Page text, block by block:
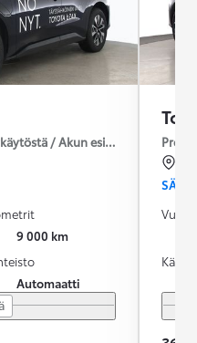
/ Akun esilämmitys /
9 000 km
Automaatti